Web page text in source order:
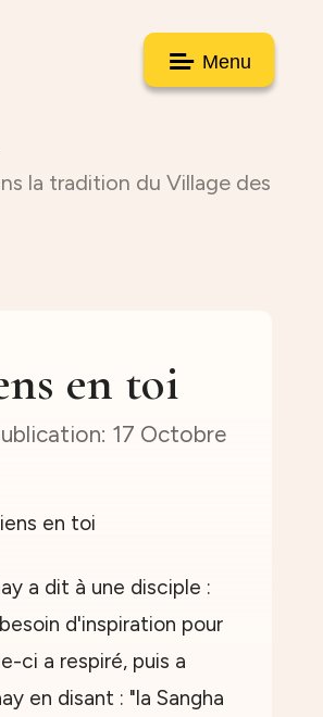
Menu
la tradition du Village des
en toi
17 Octobre
a dit à une disciple :
d'inspiration pour
ci a respiré, puis a
en disant : "la Sangha